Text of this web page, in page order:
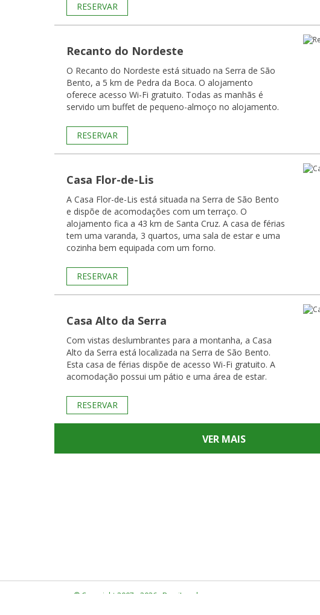
RESERVAR
Recanto do Nordeste
O Recanto do Nordeste está situado na Serra de São
Bento, a 5 km de Pedra da Boca. O alojamento
oferece acesso Wi-Fi gratuito. Todas as manhãs é
servido um buffet de pequeno-almoço no alojamento.
RESERVAR
Casa Flor-de-Lis
A Casa Flor-de-Lis está situada na Serra de São Bento
e dispõe de acomodações com um terraço. O
alojamento fica a 43 km de Santa Cruz. A casa de férias
tem uma varanda, 3 quartos, uma sala de estar e uma
cozinha bem equipada com um forno.
RESERVAR
Casa Alto da Serra
Com vistas deslumbrantes para a montanha, a Casa
Alto da Serra está localizada na Serra de São Bento.
Esta casa de férias dispõe de acesso Wi-Fi gratuito. A
acomodação possui um pátio e uma área de estar.
RESERVAR
VER MAIS
© Copyright 2007 - 2026 · BrasiLocal